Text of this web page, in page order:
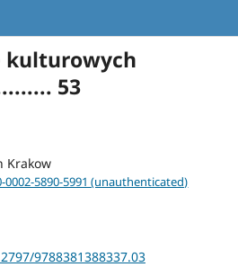
kulturowych
53
Krakow
5890-5991 (unauthenticated)
9788381388337.03